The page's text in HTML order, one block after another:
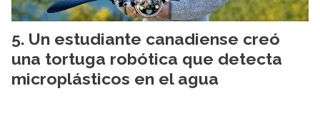
Un estudiante canadiense creó
una tortuga robótica que detecta
microplásticos en el agua